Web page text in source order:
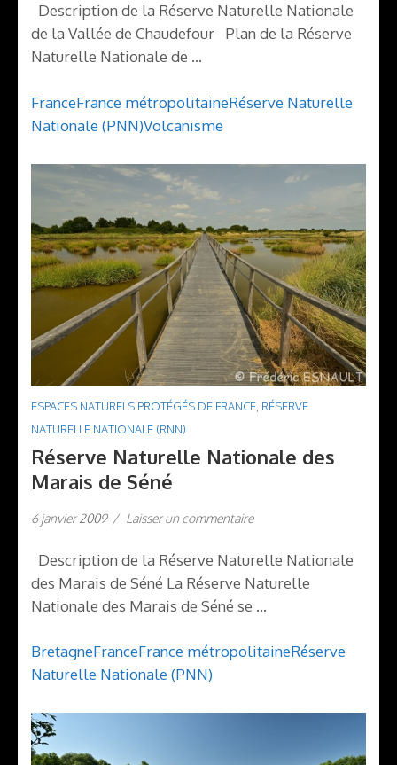
Description de la Réserve Naturelle Nationale
de la Vallée de Chaudefour Plan de la Réserve
Naturelle Nationale de …
FranceFrance métropolitaineRéserve Naturelle
Nationale (PNN)Volcanisme
ESPACES NATURELS PROTÉGÉS DE FRANCE RÉSERVE
NATURELLE NATIONALE (RNN)
Réserve Naturelle Nationale des
Marais de Séné
6 janvier 2009 / Laisser un commentaire
Description de la Réserve Naturelle Nationale
des Marais de Séné La Réserve Naturelle
Nationale des Marais de Séné se …
BretagneFranceFrance métropolitaineRéserve
Naturelle Nationale (PNN)